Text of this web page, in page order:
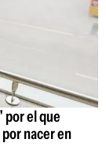
por el que
nacer en